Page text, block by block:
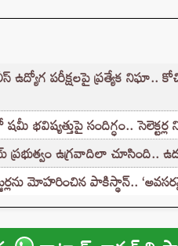
ఉద్యోగ పరీక్షలపై ప్రత్యేక నిఘా..
సందిగ్ధం.. సెలెక్టర్ల
ప్రభుత్వం ఉగ్రవాదిలా చూసింది..
మోహరించిన పాకిస్థాన్..